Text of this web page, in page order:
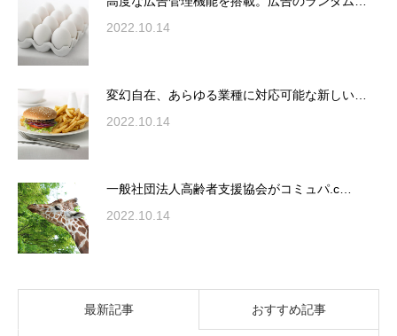
2022.10.14
変幻自在、あらゆる業種に対応可能な新しい…
2022.10.14
一般社団法人高齢者支援協会がコミュパ.c…
2022.10.14
最新記事 おすすめ記事